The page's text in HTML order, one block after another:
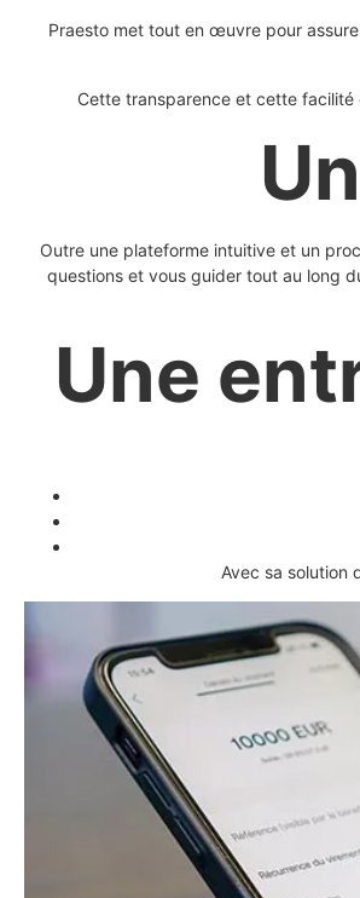
Praesto met tout en œuvre pour
Cette transparence et cette facilité
Outre une plateforme intuitive et un
questions et vous guider tout au long
Une
Avec sa solution